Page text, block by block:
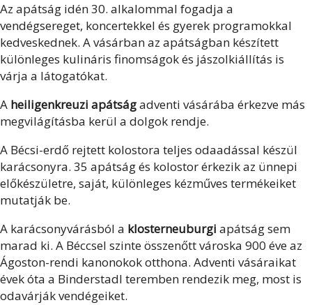
Az apátság idén 30. alkalommal fogadja a
vendégsereget, koncertekkel és gyerek programokkal
kedveskednek. A vásárban az apátságban készített
különleges kulináris finomságok és jászolkiállítás is
várja a látogatókat.
A heiligenkreuzi apátságadventi vásárába érkezve más
megvilágításba kerül a dolgok rendje.
A Bécsi-erdő rejtett kolostora teljes odaadással készül
karácsonyra. 35 apátság és kolostor érkezik az ünnepi
előkészületre, saját, különleges kézműves termékeiket
mutatják be.
A karácsonyvárásból a klosterneuburgi apátság sem
marad ki. A Béccsel szinte összenőtt városka 900 éve az
Ágoston-rendi kanonokok otthona. Adventi vásáraikat
évek óta a Binderstadl teremben rendezik meg, most is
odavárják vendégeiket.